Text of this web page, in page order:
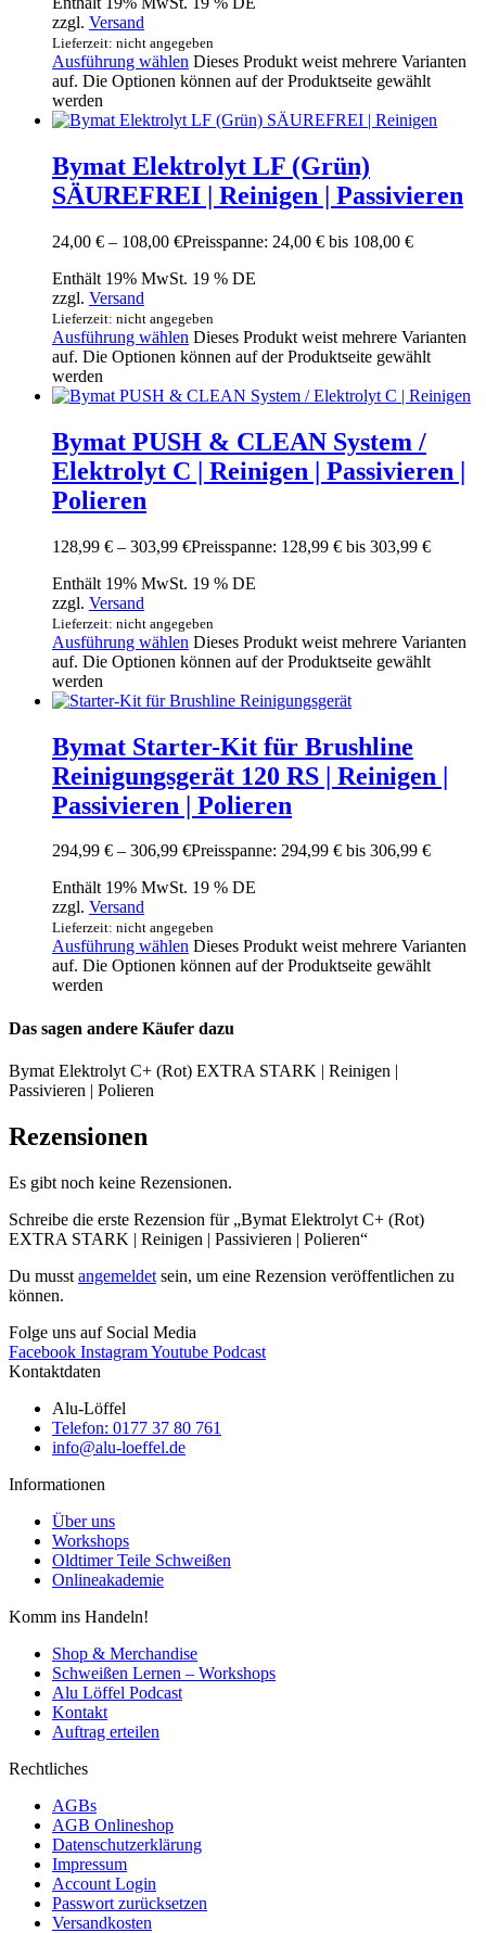
zzgl. Versand
Lieferzeit: nicht angegeben
Ausführung wählen Dieses Produkt weist mehrere Varianten
auf. Die Optionen können auf der Produktseite gewählt
werden
Bymat Elektrolyt LF (Grün)
SÄUREFREI | Reinigen | Passivieren
24,00 € – 108,00 €Preisspanne: 24,00 € bis 108,00 €
Enthält 19% MwSt. 19 % DE
zzgl. Versand
Lieferzeit: nicht angegeben
Ausführung wählen Dieses Produkt weist mehrere Varianten
auf. Die Optionen können auf der Produktseite gewählt
werden
Bymat PUSH & CLEAN System /
Elektrolyt C | Reinigen | Passivieren |
Polieren
128,99 € – 303,99 €Preisspanne: 128,99 € bis 303,99 €
Enthält 19% MwSt. 19 % DE
zzgl. Versand
Lieferzeit: nicht angegeben
Ausführung wählen Dieses Produkt weist mehrere Varianten
auf. Die Optionen können auf der Produktseite gewählt
werden
Bymat Starter-Kit für Brushline
Reinigungsgerät 120 RS | Reinigen |
Passivieren | Polieren
294,99 € – 306,99 €Preisspanne: 294,99 € bis 306,99 €
Enthält 19% MwSt. 19 % DE
zzgl. Versand
Lieferzeit: nicht angegeben
Ausführung wählen Dieses Produkt weist mehrere Varianten
auf. Die Optionen können auf der Produktseite gewählt
werden
Das sagen andere Käufer dazu
Bymat Elektrolyt C+ (Rot) EXTRA STARK | Reinigen |
Passivieren | Polieren
Rezensionen
Es gibt noch keine Rezensionen.
Schreibe die erste Rezension für „Bymat Elektrolyt C+ (Rot)
EXTRA STARK | Reinigen | Passivieren | Polieren“
Du musst angemeldet sein, um eine Rezension veröffentlichen zu
können.
Folge uns auf Social Media
Facebook InstagramYoutube Podcast
Kontaktdaten
Alu-Löffel
Telefon: 0177 37 80 761
info@alu-loeffel.de
Informationen
Über uns
Workshops
Oldtimer Teile Schweißen
Onlineakademie
Komm ins Handeln!
Shop & Merchandise
Schweißen Lernen – Workshops
Alu Löffel Podcast
Kontakt
Auftrag erteilen
Rechtliches
AGBs
AGB Onlineshop
Datenschutzerklärung
Impressum
Account Login
Passwort zurücksetzen
Versandkosten